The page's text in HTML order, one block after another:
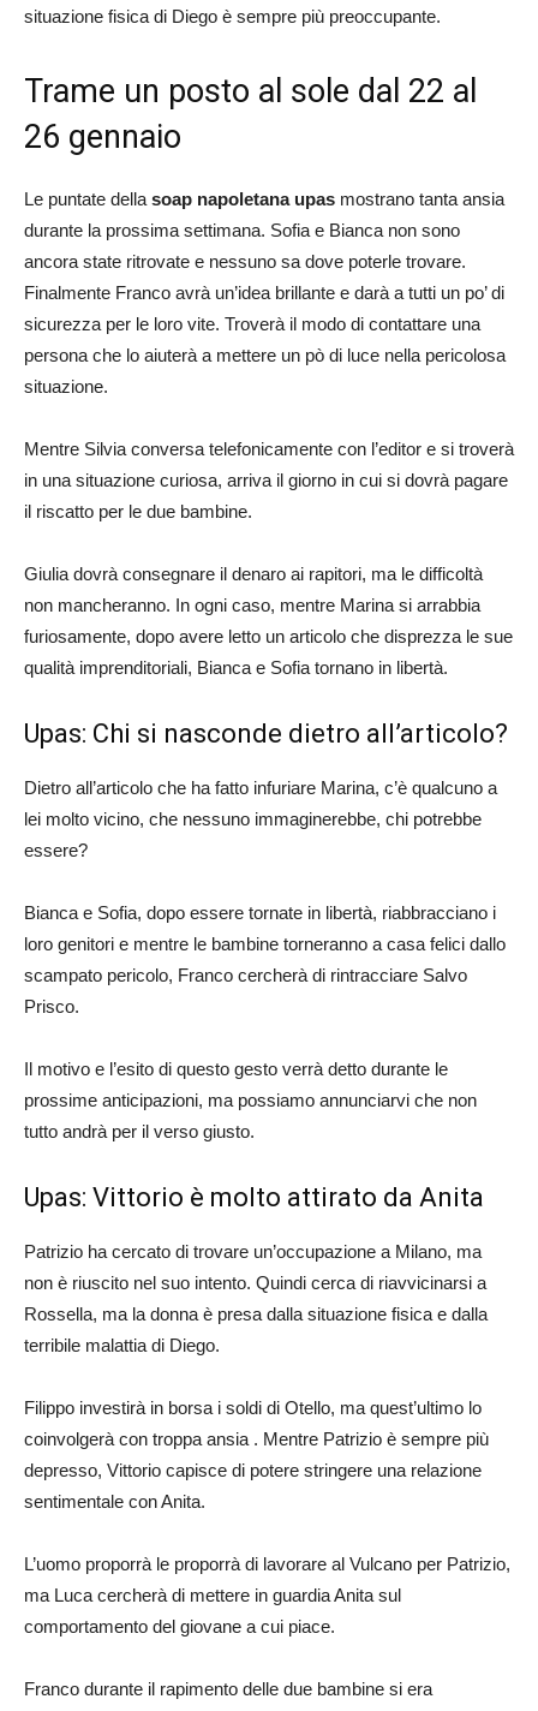
situazione fisica di Diego è sempre più preoccupante.
Trame un posto al sole dal 22 al
26 gennaio
Le puntate della soap napoletana upas mostrano tanta ansia
durante la prossima settimana. Sofia e Bianca non sono
ancora state ritrovate e nessuno sa dove poterle trovare.
Finalmente Franco avrà un’idea brillante e darà a tutti un po’ di
sicurezza per le loro vite. Troverà il modo di contattare una
persona che lo aiuterà a mettere un pò di luce nella pericolosa
situazione.
Mentre Silvia conversa telefonicamente con l’editor e si troverà
in una situazione curiosa, arriva il giorno in cui si dovrà pagare
il riscatto per le due bambine.
Giulia dovrà consegnare il denaro ai rapitori, ma le difficoltà
non mancheranno. In ogni caso, mentre Marina si arrabbia
furiosamente, dopo avere letto un articolo che disprezza le sue
qualità imprenditoriali, Bianca e Sofia tornano in libertà.
Upas: Chi si nasconde dietro all’articolo?
Dietro all’articolo che ha fatto infuriare Marina, c’è qualcuno a
lei molto vicino, che nessuno immaginerebbe, chi potrebbe
essere?
Bianca e Sofia, dopo essere tornate in libertà, riabbracciano i
loro genitori e mentre le bambine torneranno a casa felici dallo
scampato pericolo, Franco cercherà di rintracciare Salvo
Prisco.
Il motivo e l’esito di questo gesto verrà detto durante le
prossime anticipazioni, ma possiamo annunciarvi che non
tutto andrà per il verso giusto.
Upas: Vittorio è molto attirato da Anita
Patrizio ha cercato di trovare un’occupazione a Milano, ma
non è riuscito nel suo intento. Quindi cerca di riavvicinarsi a
Rossella, ma la donna è presa dalla situazione fisica e dalla
terribile malattia di Diego.
Filippo investirà in borsa i soldi di Otello, ma quest’ultimo lo
coinvolgerà con troppa ansia . Mentre Patrizio è sempre più
depresso, Vittorio capisce di potere stringere una relazione
sentimentale con Anita.
L’uomo proporrà le proporrà di lavorare al Vulcano per Patrizio,
ma Luca cercherà di mettere in guardia Anita sul
comportamento del giovane a cui piace.
Franco durante il rapimento delle due bambine si era